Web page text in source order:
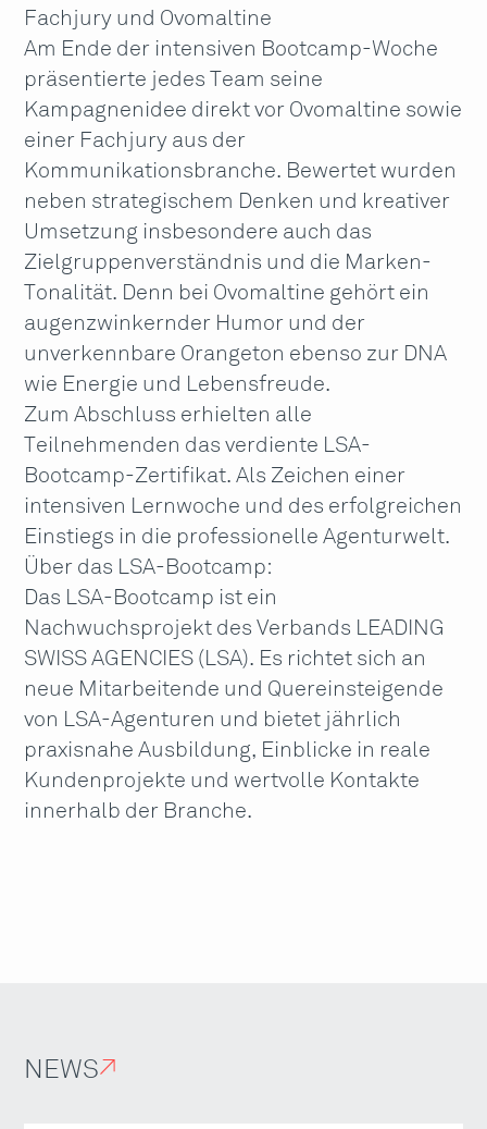
Fachjury und Ovomaltine
Am Ende der intensiven Bootcamp-Woche
präsentierte jedes Team seine
Kampagnenidee direkt vor Ovomaltine sowie
einer Fachjury aus der
Kommunikationsbranche. Bewertet wurden
neben strategischem Denken und kreativer
Umsetzung insbesondere auch das
Zielgruppenverständnis und die Marken-
Tonalität. Denn bei Ovomaltine gehört ein
augenzwinkernder Humor und der
unverkennbare Orangeton ebenso zur DNA
wie Energie und Lebensfreude.
Zum Abschluss erhielten alle
Teilnehmenden das verdiente LSA-
Bootcamp-Zertifikat. Als Zeichen einer
intensiven Lernwoche und des erfolgreichen
Einstiegs in die professionelle Agenturwelt.
Über das LSA-Bootcamp:
Das LSA-Bootcamp ist ein
Nachwuchsprojekt des Verbands LEADING
SWISS AGENCIES (LSA). Es richtet sich an
neue Mitarbeitende und Quereinsteigende
von LSA-Agenturen und bietet jährlich
praxisnahe Ausbildung, Einblicke in reale
Kundenprojekte und wertvolle Kontakte
innerhalb der Branche.
NEWS↗